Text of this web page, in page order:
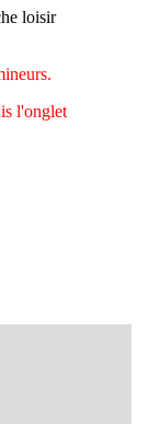
loisir
l'onglet